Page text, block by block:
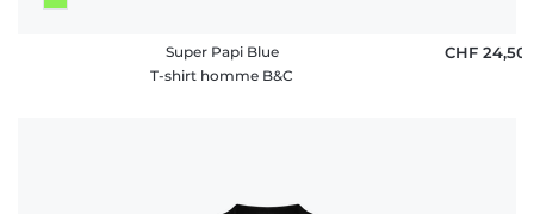
Super Papi Blue
T-shirt homme B&C
CHF 24,50